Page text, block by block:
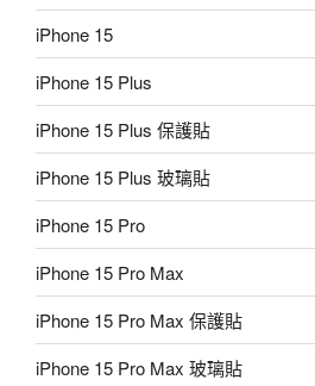
iPhone 15
iPhone 15 Plus
iPhone 15 Plus 保護貼
iPhone 15 Plus 玻璃貼
iPhone 15 Pro
iPhone 15 Pro Max
iPhone 15 Pro Max 保護貼
iPhone 15 Pro Max 玻璃貼